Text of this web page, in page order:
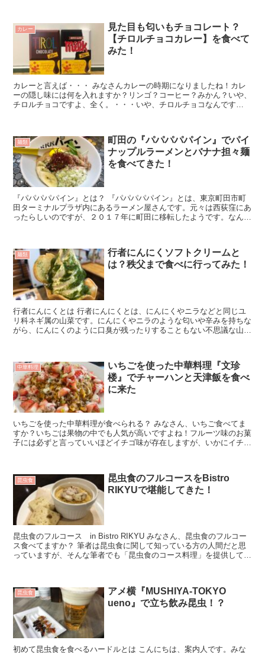
カレー
見た目も匂いもチョコレート？
【チロルチョコカレー】を食べて
みた！
カレーと言えば・・・ みなさんカレーの時期になりましたね！カレ
ーの隠し味には何を入れますか？リンゴ？コーヒー？みかん？いや、
チロルチョコですよ、全く。・・・いや、チロルチョコなんです
麺類
町田の『パパパパパイン』でパイ
ナップルラーメンとバナナ担々麺
を食べてきた！
『パパパパパイン』とは？ 『パパパパパイン』とは、東京町田市町
田ターミナルプラザ内にあるラーメン屋さんです。元々は西荻窪にあ
ったらしいのですが、２０１７年に町田に移転したようです。なんと
麺類
行者にんにくソフトクリームと
は？秩父まで食べに行ってみた！
行者にんにくとは 行者にんにくとは、にんにくやニラなどと同じユ
リ科ネギ属の山菜です。にんにくやニラのような匂いや辛みを持ちな
がら、にんにくのように口臭が残ったりすることもない不思議な山菜
中華料理
いちごを使った中華料理『文珍
楼』でチャーハンと天津飯を食べ
に来た
いちごを使った中華料理が食べられる？ みなさん、いちご食べてま
すか？いちごは果物の中でも人気が高いですよね！フルーツ味のお菓
子には必ずと言っていいほどイチゴ味が存在しますが、いかにイチゴ
昆虫食
昆虫食のフルコースをBistro
RIKYUで堪能してきた！
昆虫食のフルコース in Bistro RIKYU みなさん、昆虫食のフルコー
ス食べてますか？ 筆者は昆虫食に関して知っている方の人間だと思
っていますが、そんな筆者でも「昆虫食のコース料理」を提供してい
昆虫食
アメ横『MUSHIYA-TOKYO
ueno』で立ち飲み昆虫！？
初めて昆虫食を食べるハードルとは こんにちは、案内人です。みな